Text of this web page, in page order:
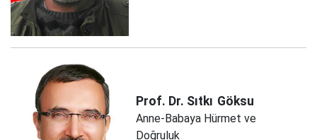
Prof. Dr. Sıtkı Göksu
Anne-Babaya Hürmet ve
Doğruluk